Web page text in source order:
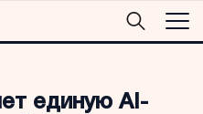
единую AI-